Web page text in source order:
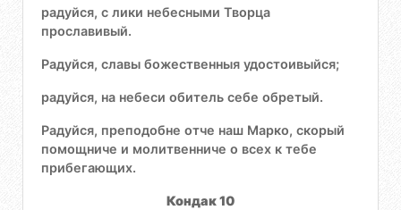
радуйся, с лики небесными Творца
прославивый.
Радуйся, славы божественныя удостоивыйся;
радуйся, на небеси обитель себе обретый.
Радуйся, преподобне отче наш Марко, скорый
помощниче и молитвенниче о всех к тебе
прибегающих.
Кондак 10